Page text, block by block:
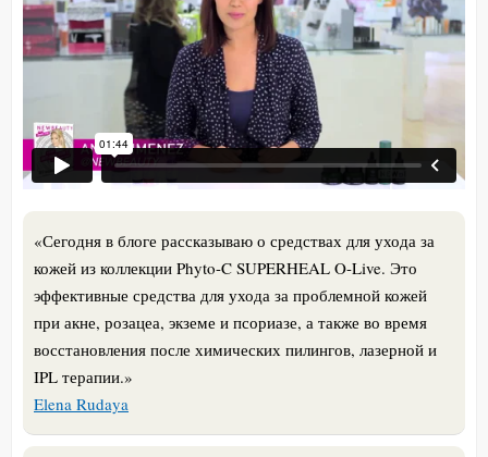
«Сегодня в блоге рассказываю о средствах для ухода за
кожей из коллекции Phyto-C SUPERHEAL O-Live. Это
эффективные средства для ухода за проблемной кожей
при акне, розацеа, экземе и псориазе, а также во время
восстановления после химических пилингов, лазерной и
IPL терапии.»
Elena Rudaya